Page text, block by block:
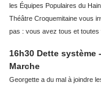
les Équipes Populaires du
Théâtre Croquemitaine vous
pas : vous avez tous et toutes
16h30 Dette
Marche
Georgette a du mal à joindre